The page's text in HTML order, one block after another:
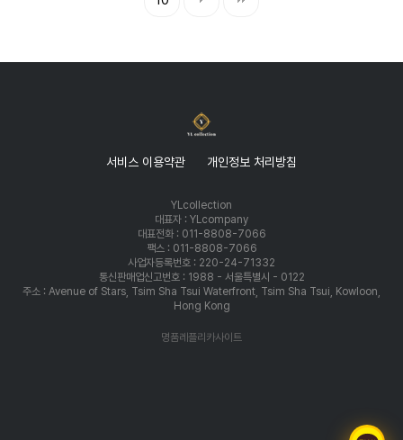
서비스 이용약관 개인정보 처리방침
YLcollection
대표자 : YLcompany
대표전화 : 011-8808-7066
팩스 : 011-8808-7066
사업자등록번호 : 220-24-71332
통신판매업신고번호 : 1988 - 서울특별시 - 0122
주소 : Avenue of Stars, Tsim Sha Tsui Waterfront, Tsim Sha Tsui, Kowloon,
Hong Kong
명품레플리카사이트